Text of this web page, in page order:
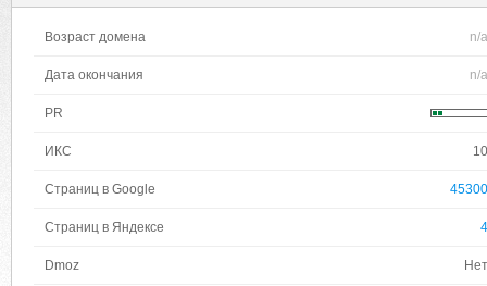
Возраст домена n/a
Дата окончания n/a
PR
ИКС 10
Страниц в Google 45300
Страниц в Яндексе 4
Dmoz Нет